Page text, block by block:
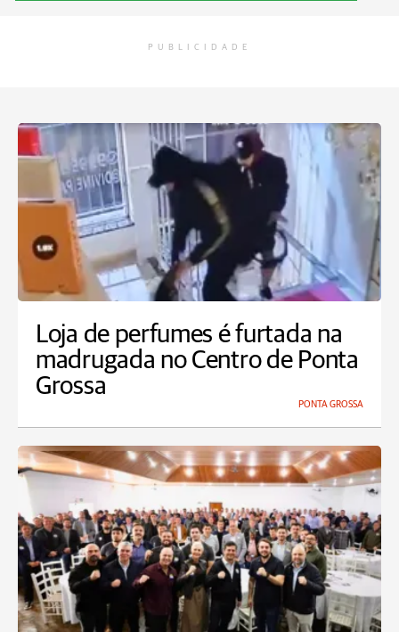
PUBLICIDADE
Loja de perfumes é furtada na
madrugada no Centro de Ponta
Grossa
PONTA GROSSA